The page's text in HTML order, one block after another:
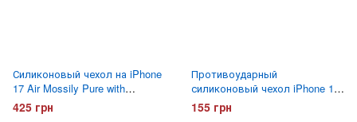
Силиконовый чехол на iPhone
17 Air Mossily Pure with
MagSafe Прозрачный
425 грн
Противоударный
силиконовый чехол iPhone 17
Air Gelius Proof Прозрачный
155 грн